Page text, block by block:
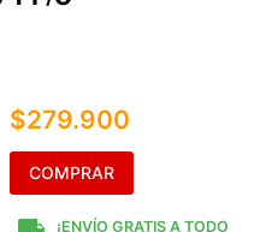
$279.900
COMPRAR
¡ENVÍO GRATIS A TODO